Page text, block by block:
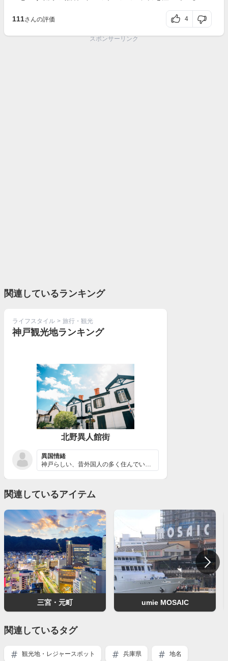
111さんの評価 4
スポンサーリンク
関連しているランキング
ライフスタイル > 旅行・観光
神戸観光地ランキング
北野異人館街
異国情緒
神戸らしい、昔外国人の多く住んでいた地域で、実際に住ん...
関連しているアイテム
三宮・元町 umie MOSAIC
関連しているタグ
観光地・レジャースポット 兵庫県
地名